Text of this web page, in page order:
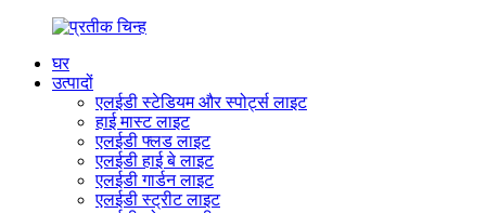
घर
उत्पादों
एलईडी स्टेडियम और स्पोर्ट्स लाइट
हाई मास्ट लाइट
एलईडी फ्लड लाइट
एलईडी हाई बे लाइट
एलईडी गार्डन लाइट
एलईडी स्ट्रीट लाइट